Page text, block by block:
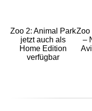
Zoo 2: Animal Park
jetzt auch als
Home Edition
verfügbar
Zoo
–